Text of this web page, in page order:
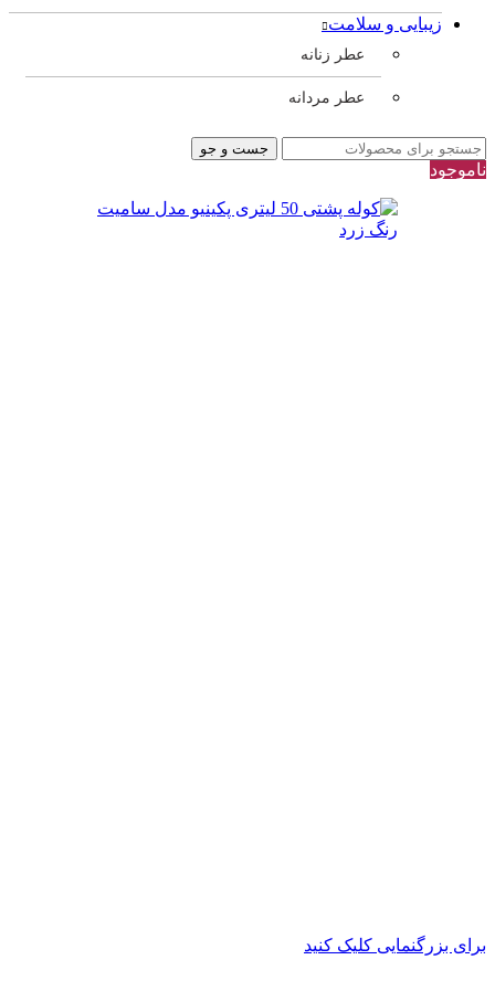
زیبایی و سلامت
عطر زنانه
عطر مردانه
جست و جو
ناموجود
برای بزرگنمایی کلیک کنید